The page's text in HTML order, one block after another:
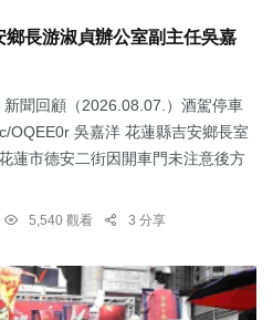
長游淑貞辦公室副主任吳嘉
聞回顧（2026.08.07.）酒駕停車
OQEE0r 吳嘉洋 花蓮縣吉安鄉長室
蓮市德安二街因開車門未注意後方
5,540 觀看 3 分享